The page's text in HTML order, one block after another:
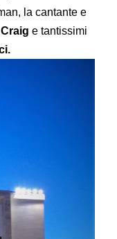
la cantante e
e tantissimi